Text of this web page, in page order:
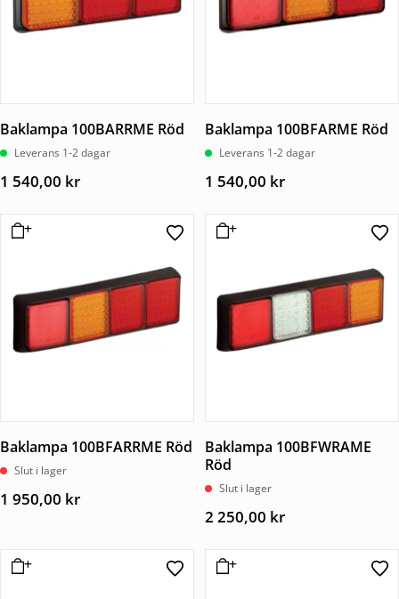
Baklampa 100BARRME Röd
Leverans 1-2 dagar
1 540,00 kr
Baklampa 100BFARME Röd
Leverans 1-2 dagar
1 540,00 kr
Baklampa 100BFARRME Röd
Slut i lager
1 950,00 kr
Baklampa 100BFWRAME
Röd
Slut i lager
2 250,00 kr